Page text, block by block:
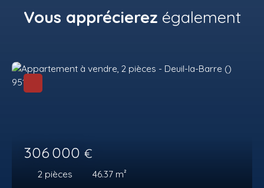
Vous apprécierez également
306 000 €
2 pièces 46.37 m²